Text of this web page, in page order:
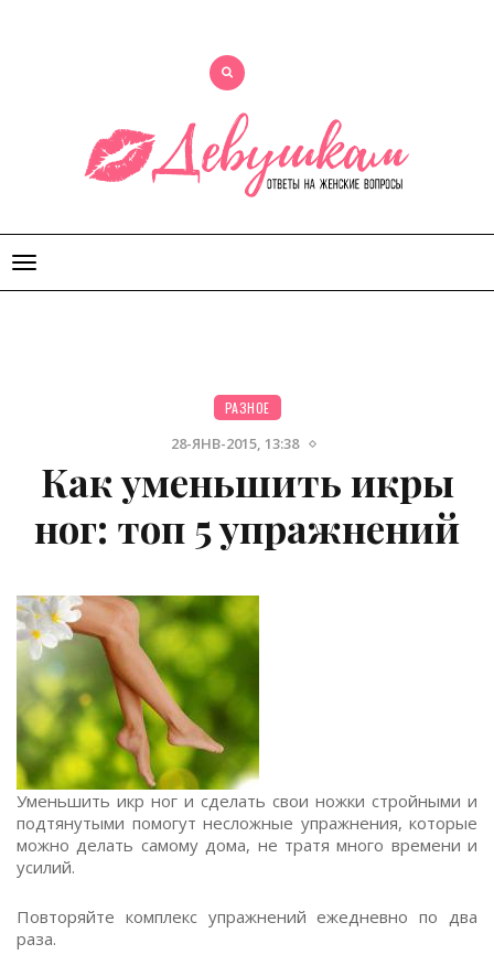
Открыть
меню
РАЗНОЕ
28-ЯНВ-2015, 13:38
Как уменьшить икры
ног: топ 5 упражнений
Уменьшить икр ног и сделать свои ножки стройными и
подтянутыми помогут несложные упражнения, которые
можно делать самому дома, не тратя много времени и
усилий.
Повторяйте комплекс упражнений ежедневно по два
раза.